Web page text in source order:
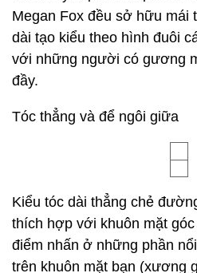
Megan Fox đều sở hữu mái
dài tạo kiểu theo hình đuôi
với những người có gương
đầy.
Tóc thẳng và để ngôi giữa
Kiểu tóc dài thẳng chẻ
thích hợp với khuôn mặt
điểm nhấn ở những phần
trên khuôn mặt bạn (xương